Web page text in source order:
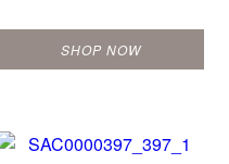
SHOP NOW